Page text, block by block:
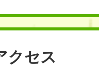
クセス